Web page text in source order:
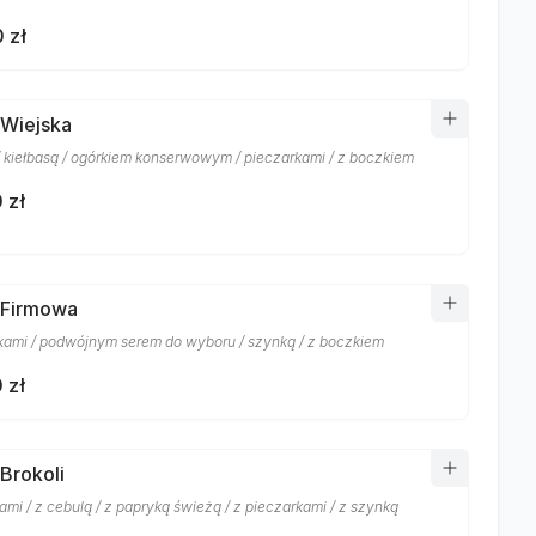
zł
/ ogórkiem konserwowym / pieczarkami / z boczkiem
/ podwójnym serem do wyboru / szynką / z boczkiem
/ z cebulą / z papryką świeżą / z pieczarkami / z szynką